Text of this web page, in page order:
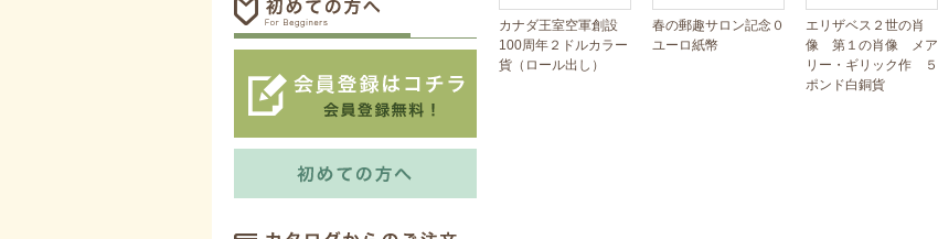
カナダ王室空軍創設
100周年２ドルカラー
貨（ロール出し）
春の郵趣サロン記念０
ユーロ紙幣
エリザベス２世の肖
像 第１の肖像 メア
リー・ギリック作 ５
ポンド白銅貨